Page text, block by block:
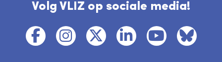
Volg VLIZ op sociale media!